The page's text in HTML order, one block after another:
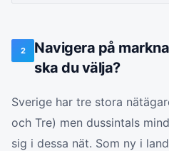
2
Navigera på
ska du välja?
Sverige har tre stora
och Tre) men dussintals
sig i dessa nät. Som ny i